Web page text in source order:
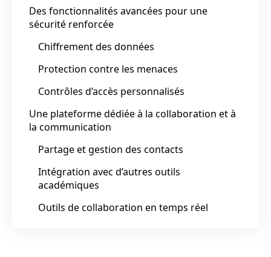
Des fonctionnalités avancées pour une
sécurité renforcée
Chiffrement des données
Protection contre les menaces
Contrôles d’accès personnalisés
Une plateforme dédiée à la collaboration et à
la communication
Partage et gestion des contacts
Intégration avec d’autres outils
académiques
Outils de collaboration en temps réel